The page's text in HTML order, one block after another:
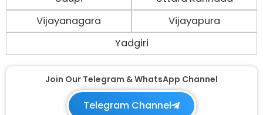
Vijayanagara
Vijayapura
Yadgiri
Join Our Telegram & WhatsApp Channel
Telegram Channel